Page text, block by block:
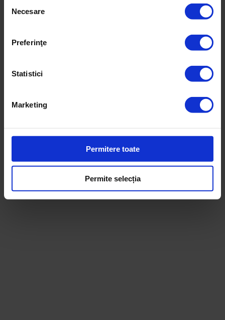
consimțământului
Necesare
Preferinţe
Statistici
Marketing
Permitere toate
Permite selecția
Reduceri!
DoR #36 – Vară 2019